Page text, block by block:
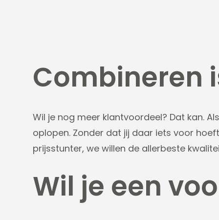
Combineren
Wil je nog meer klantvoordeel? Dat kan.
oplopen. Zonder dat jij daar iets voor
prijsstunter, we willen de allerbeste
Wil je een